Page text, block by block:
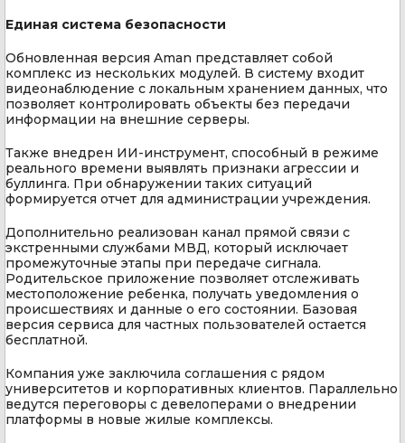
Единая система безопасности
Обновленная версия Aman представляет собой
комплекс из нескольких модулей. В систему входит
видеонаблюдение с локальным хранением данных, что
позволяет контролировать объекты без передачи
информации на внешние серверы.
Также внедрен ИИ-инструмент, способный в режиме
реального времени выявлять признаки агрессии и
буллинга. При обнаружении таких ситуаций
формируется отчет для администрации учреждения.
Дополнительно реализован канал прямой связи с
экстренными службами МВД, который исключает
промежуточные этапы при передаче сигнала.
Родительское приложение позволяет отслеживать
местоположение ребенка, получать уведомления о
происшествиях и данные о его состоянии. Базовая
версия сервиса для частных пользователей остается
бесплатной.
Компания уже заключила соглашения с рядом
университетов и корпоративных клиентов. Параллельно
ведутся переговоры с девелоперами о внедрении
платформы в новые жилые комплексы.